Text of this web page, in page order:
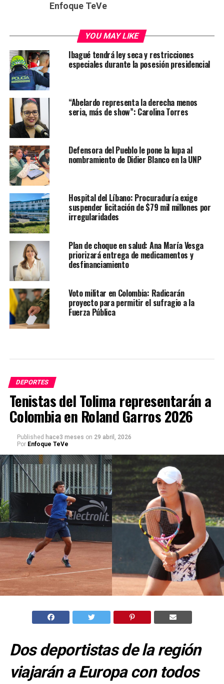
Enfoque TeVe
YOU MAY LIKE
Ibagué tendrá ley seca y restricciones
especiales durante la posesión presidencial
“Abelardo representa la derecha menos
seria, más de show”: Carolina Torres
Defensora del Pueblo le pone la lupa al
nombramiento de Didier Blanco en la UNP
Hospital del Líbano: Procuraduría exige
suspender licitación de $79 mil millones por
irregularidades
Plan de choque en salud: Ana María Vesga
priorizará entrega de medicamentos y
desfinanciamiento
Voto militar en Colombia: Radicarán
proyecto para permitir el sufragio a la
Fuerza Pública
DEPORTES
Tenistas del Tolima representarán a
Colombia en Roland Garros 2026
Published hace3 meses on 29 abril, 2026
Por Enfoque TeVe
Dos deportistas de la región
viajarán a Europa con todos